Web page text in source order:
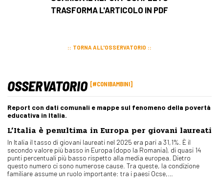
TRASFORMA L'ARTICOLO IN PDF
TORNA ALL'OSSERVATORIO
OSSERVATORIO #CONIBAMBINI
Report con dati comunali e mappe sul fenomeno della povertà
educativa in Italia.
L’Italia è penultima in Europa per giovani laureati
In Italia il tasso di giovani laureati nel 2025 era pari a 31,1%. È il
secondo valore più basso in Europa (dopo la Romania), di quasi 14
punti percentuali più basso rispetto alla media europea. Dietro
questo numero ci sono numerose cause. Tra queste, la condizione
familiare assume un ruolo importante: tra i paesi Ocse,…